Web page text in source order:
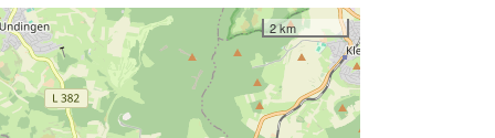
2 km